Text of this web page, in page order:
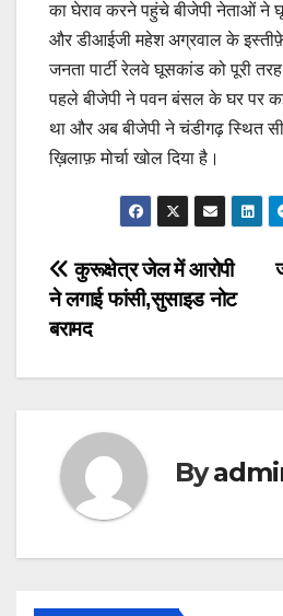
का घेराव करने पहुंचे बीजेपी नेताओं ने
और डीआईजी महेश अग्रवाल के
जनता पार्टी रेलवे घूसकांड को पूरी
पहले बीजेपी ने पवन बंसल के घर पर
था और अब बीजेपी ने चंडीगढ़ स्थित
ख़िलाफ़ मोर्चा खोल दिया है।
Post
navigation
कुरूक्षेत्र जेल में आरोपी
ने लगाई फांसी,सुसाइड नोट
बरामद
By